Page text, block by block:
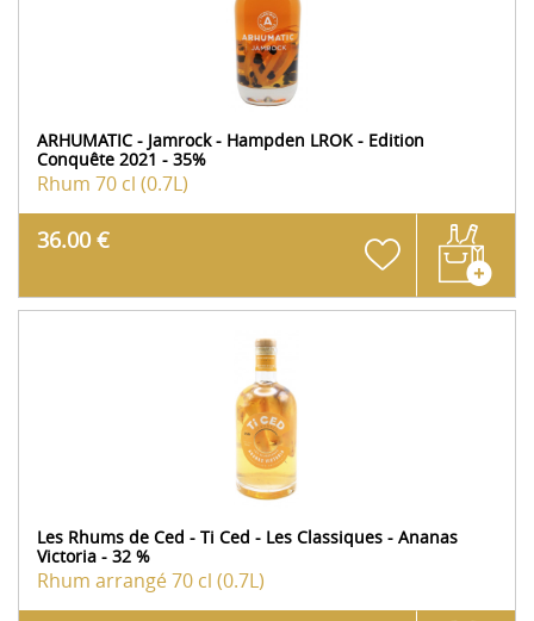
ARHUMATIC - Jamrock - Hampden LROK - Edition
Conquête 2021 - 35%
Rhum 70 cl (0.7L)
36.00 €
Les Rhums de Ced - Ti Ced - Les Classiques - Ananas
Victoria - 32 %
Rhum arrangé70 cl (0.7L)